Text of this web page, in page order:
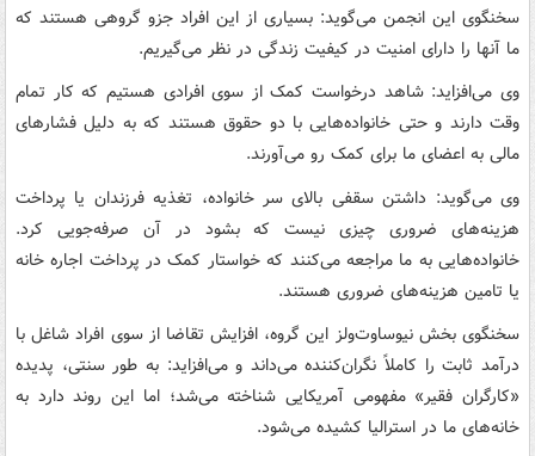
سخنگوی این انجمن می‌گوید: بسیاری از این افراد جزو گروهی هستند که
ما آنها را دارای امنیت در کیفیت زندگی در نظر می‌گیریم.
وی می‌افزاید: شاهد درخواست کمک از سوی افرادی هستیم که کار تمام
وقت دارند و حتی خانواده‌هایی با دو حقوق هستند که به دلیل فشارهای
مالی به اعضای ما برای کمک رو می‌آورند.
وی می‌گوید: داشتن سقفی بالای سر خانواده، تغذیه فرزندان یا پرداخت
هزینه‌های ضروری چیزی نیست که بشود در آن صرفه‌جویی کرد.
خانواده‌هایی به ما مراجعه می‌کنند که خواستار کمک در پرداخت اجاره خانه
یا تامین هزینه‌های ضروری هستند.
سخنگوی بخش ‌نیوساوت‌ولز این گروه، افزایش تقاضا از سوی افراد شاغل با
درآمد ثابت را کاملاً نگران‌کننده می‌داند و می‌افزاید: به طور سنتی، پدیده
«کارگران فقیر» مفهومی آمریکایی شناخته می‌شد؛ اما این روند دارد به
خانه‌های ما در استرالیا کشیده می‌شود.